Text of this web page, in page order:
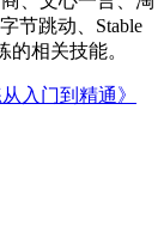
节跳动、Stable
相关技能。
入门到精通》